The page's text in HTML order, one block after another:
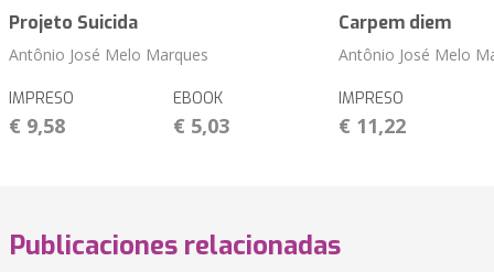
Projeto Suicida
Antônio José Melo Marques
IMPRESO
€ 9,58
EBOOK
€ 5,03
Carpem diem
Antônio José Melo
IMPRESO
€ 11,22
Publicaciones relacionadas